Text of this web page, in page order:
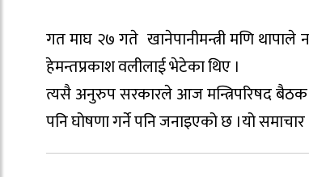
गत माघ २७ गते खानेपानीमन्त्री मणि थापाले
हेमन्तप्रकाश वलीलाई भेटेका थिए ।
त्यसै अनुरुप सरकारले आज मन्त्रिपरिषद बैठक
पनि घोषणा गर्ने पनि जनाइएको छ ।यो